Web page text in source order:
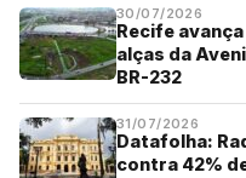
30/07/2026
Recife
alças da
BR-232
31/07/2026
Datafolha:
contra 42%